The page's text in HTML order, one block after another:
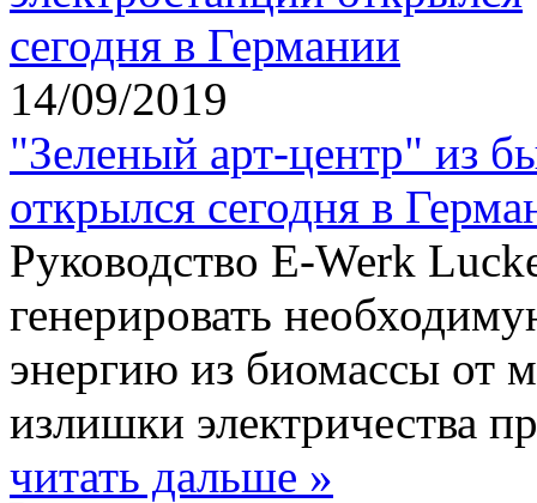
14/09/2019
"Зеленый арт-центр" из
открылся сегодня в
Руководство E-Werk
генерировать
энергию из биомассы от
излишки электричества
читать дальше »